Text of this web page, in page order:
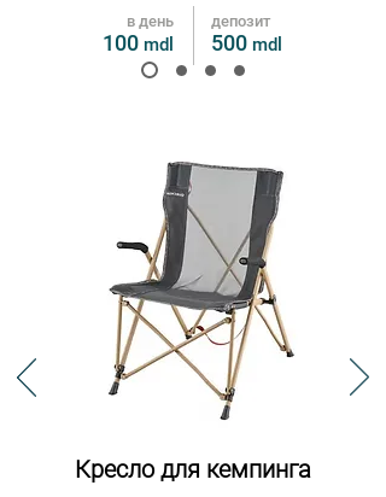
в день
100 mdl
депозит
500 mdl
Кресло для кемпинга